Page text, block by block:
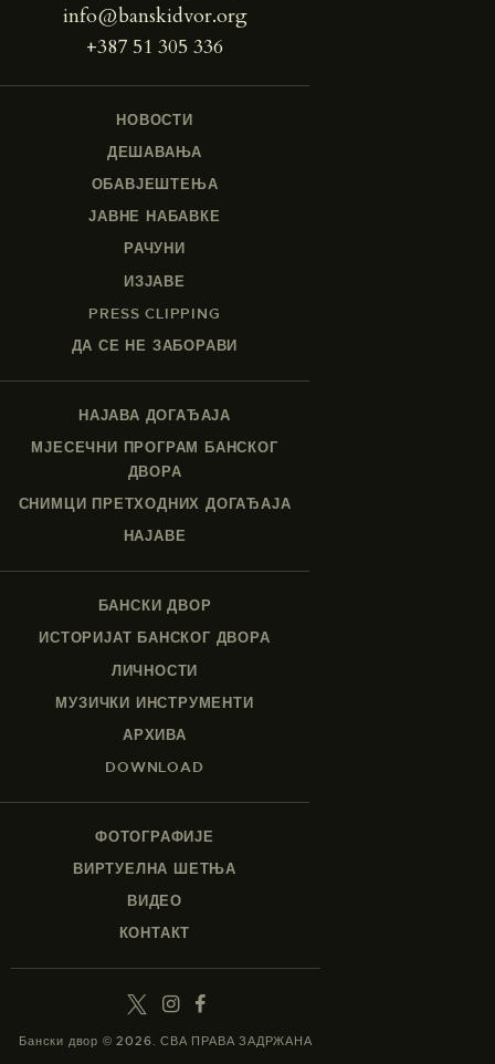
info@banskidvor.org
+387 51 305 336
НОВОСТИ
ДЕШАВАЊА
ОБАВЈЕШТЕЊА
ЈАВНЕ НАБАВКЕ
РАЧУНИ
ИЗЈАВЕ
PRESS CLIPPING
ДА СЕ НЕ ЗАБОРАВИ
НАЈАВА ДОГАЂАЈА
МЈЕСЕЧНИ ПРОГРАМ БАНСКОГ
ДВОРА
СНИМЦИ ПРЕТХОДНИХ ДОГАЂАЈА
НАЈАВЕ
БАНСКИ ДВОР
ИСТОРИЈАТ БАНСКОГ ДВОРА
ЛИЧНОСТИ
МУЗИЧКИ ИНСТРУМЕНТИ
АРХИВА
DOWNLOAD
ФОТОГРАФИЈЕ
ВИРТУЕЛНА ШЕТЊА
ВИДЕО
КОНТАКТ
Бански двор © 2026. СВА ПРАВА ЗАДРЖАНА